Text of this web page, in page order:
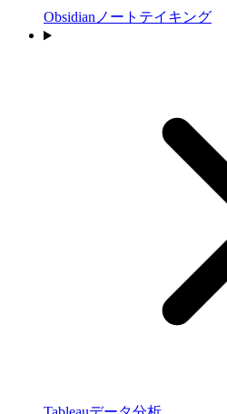
Obsidianノートテイキング